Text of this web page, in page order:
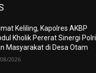
Keliling, Kapolres AKBP
Kholik Pererat Sinergi Polri
Masyarakat di Desa Otam
2026